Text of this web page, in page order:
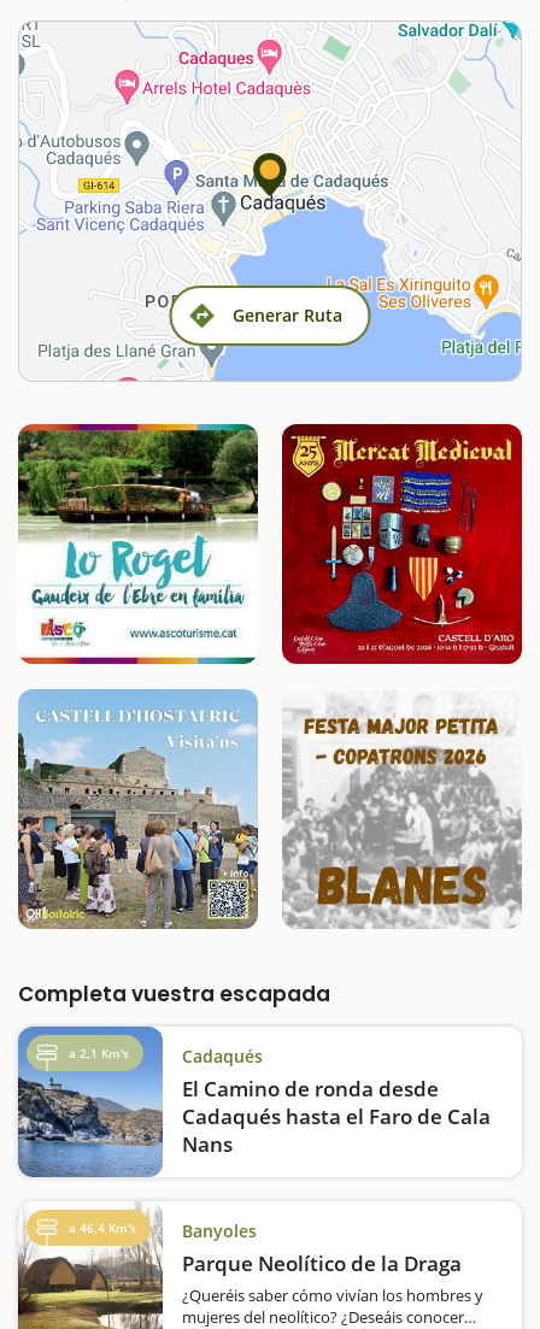
Generar Ruta
Completa vuestra escapada
a 2,1 Km's Cadaqués
El Camino de ronda desde
Cadaqués hasta el Faro de Cala
Nans
La excursión desde Cadaqués hasta uno de
los faros del municipio os permitirá disfrutar
de un entorno espectacular, siempre junto al
mar.La excursión que os proponemos al faro
de Cala Nans desde Cadaqués lo tiene todo
para convertirse en ideal para…
a 46,4 Km's Banyoles
Parque Neolítico de la Draga
¿Queréis saber cómo vivían los hombres y
mujeres del neolítico? ¿Deseáis conocer